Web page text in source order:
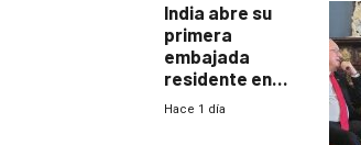
India abre su
primera
embajada
residente en
Uruguay y crecen
Hace 1 día